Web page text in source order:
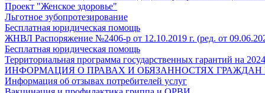
Проект "Женское здоровье"
Льготное зубопротезирование
Бесплатная юридическая помощь
ЖНВЛ Распоряжение №2406-р от 12.10.2019 г. (ред. от
Бесплатная юридическая помощь
Территориальная программа государственных гарантий на
ИНФОРМАЦИЯ О ПРАВАХ И ОБЯЗАННОСТЯХ ГРАЖДАН
Информация об отзывах потребителей услуг